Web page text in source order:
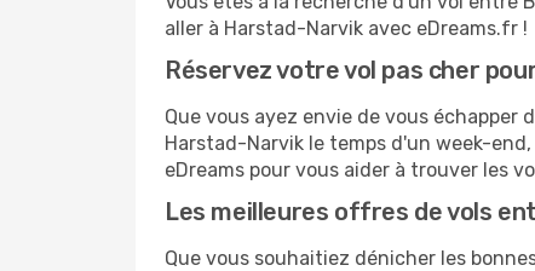
aller à Harstad-Narvik avec eDreams.fr !
Réservez votre vol pas cher
Que vous ayez envie de vous
Harstad-Narvik le temps d'un week-
eDreams pour vous aider à trouver les
Les meilleures offres de vols
Que vous souhaitiez dénicher les